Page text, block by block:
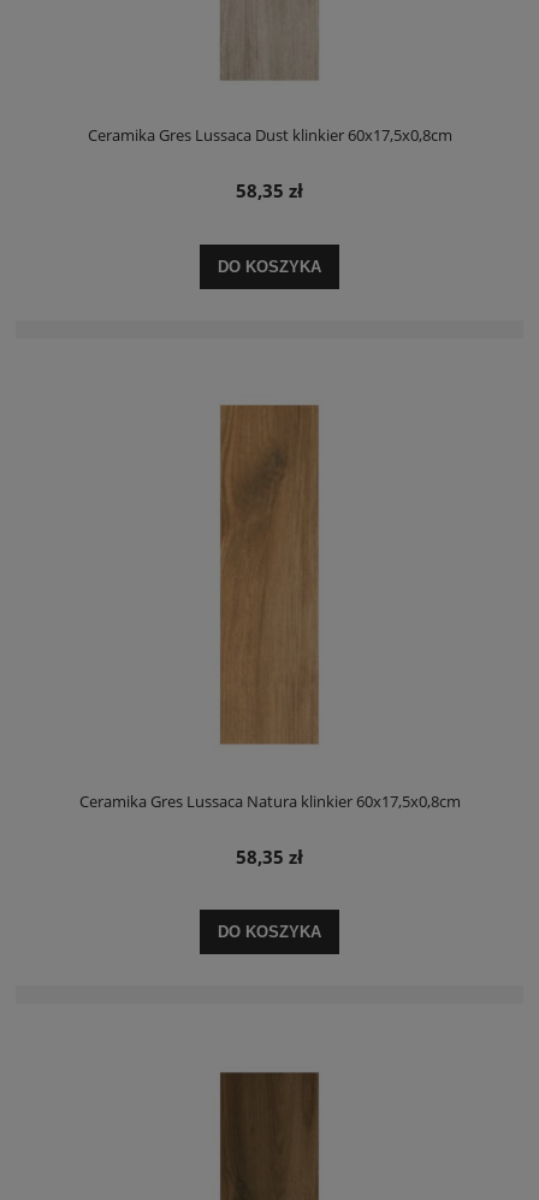
Ceramika Gres Lussaca Dust klinkier 60x17,5x0,8cm
58,35 zł
DO KOSZYKA
Ceramika Gres Lussaca Natura klinkier 60x17,5x0,8cm
58,35 zł
DO KOSZYKA